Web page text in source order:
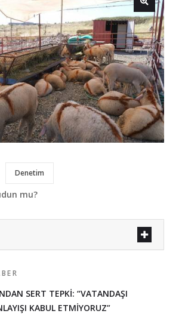
Denetim
mu?
SERT TEPKİ: “VATANDAŞI
KABUL ETMİYORUZ”